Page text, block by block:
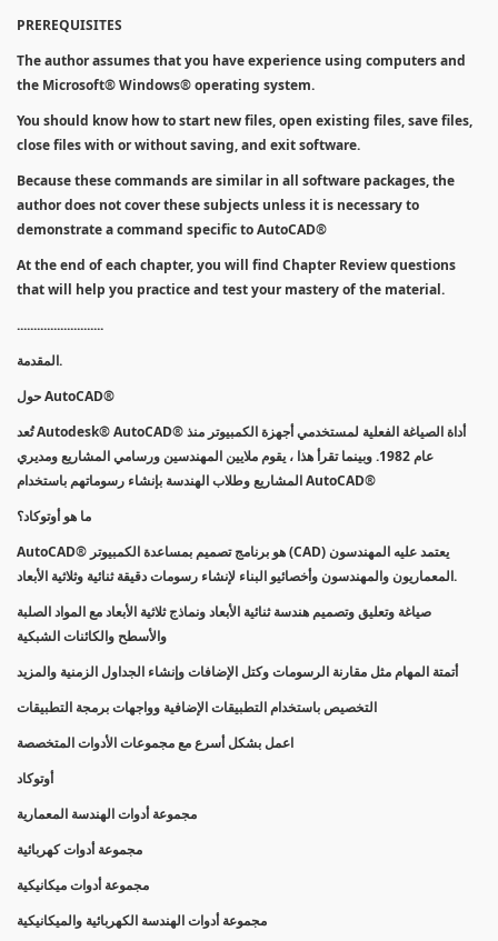
PREREQUISITES
The author assumes that you have experience using computers and
the Microsoft® Windows® operating system.
You should know how to start new files, open existing files, save files,
close files with or without saving, and exit software.
Because these commands are similar in all software packages, the
author does not cover these subjects unless it is necessary to
demonstrate a command specific to AutoCAD®
At the end of each chapter, you will find Chapter Review questions
that will help you practice and test your mastery of the material.
..........................
المقدمة.
حول AutoCAD®
تُعد Autodesk® AutoCAD® أداة الصياغة الفعلية لمستخدمي أجهزة الكمبيوتر منذ
عام 1982. وبينما تقرأ هذا ، يقوم ملايين المهندسين ورسامي المشاريع ومديري
المشاريع وطلاب الهندسة بإنشاء رسوماتهم باستخدام AutoCAD®
ما هو أوتوكاد؟
AutoCAD® هو برنامج تصميم بمساعدة الكمبيوتر (CAD) يعتمد عليه المهندسون
المعماريون والمهندسون وأخصائيو البناء لإنشاء رسومات دقيقة ثنائية وثلاثية الأبعاد.
صياغة وتعليق وتصميم هندسة ثنائية الأبعاد ونماذج ثلاثية الأبعاد مع المواد الصلبة
والأسطح والكائنات الشبكية
أتمتة المهام مثل مقارنة الرسومات وكتل الإضافات وإنشاء الجداول الزمنية والمزيد
التخصيص باستخدام التطبيقات الإضافية وواجهات برمجة التطبيقات
اعمل بشكل أسرع مع مجموعات الأدوات المتخصصة
أوتوكاد
مجموعة أدوات الهندسة المعمارية
مجموعة أدوات كهربائية
مجموعة أدوات ميكانيكية
مجموعة أدوات الهندسة الكهربائية والميكانيكية